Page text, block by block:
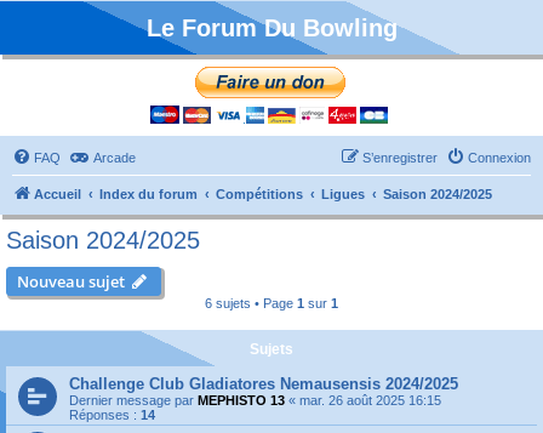
Le Forum Du Bowling
FAQ Arcade Connexion
S’enregistrer
Accueil Index du forum Compétitions Ligues Saison 2024/2025
Saison 2024/2025
Nouveau sujet
6 sujets • Page 1 sur 1
Sujets
Challenge Club Gladiatores Nemausensis 2024/2025
Dernier message par MEPHISTO 13 « mar. 26 août 2025 16:15
Réponses : 14